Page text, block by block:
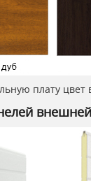
плату